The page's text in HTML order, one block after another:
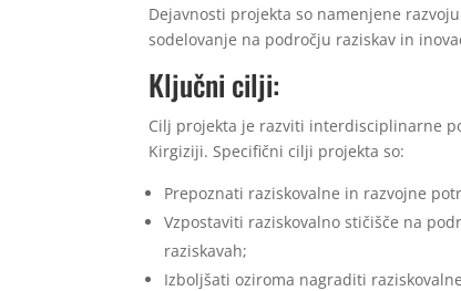
Dejavnosti projekta so namenjene
sodelovanje na področju raziskav in
Ključni cilji:
Cilj projekta je razviti interdisciplinarne
Kirgiziji. Specifični cilji projekta so:
Prepoznati raziskovalne in razvojne
Vzpostaviti raziskovalno stičišče na
raziskavah;
Izboljšati oziroma nagraditi